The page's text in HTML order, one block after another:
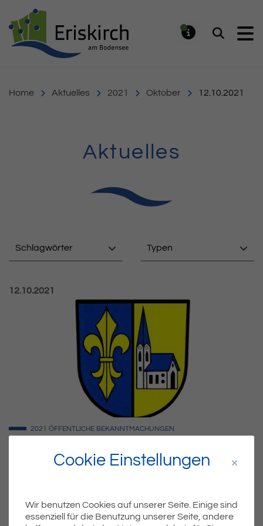
Suchen
Home Aktuelles 2021 Oktober 12.10.2021
Aktuelles
Schlagwörter Typen
Veröffentlicht am:
12.10.2021
Eriskirch
2021 ÖFFENTLICHE BEKANNTMACHUNGEN
der Satzung
Cookie Einstellungen
Wir benutzen Cookies auf unserer Seite. Einige sind
essenziell für die Benutzung unserer Seite, andere